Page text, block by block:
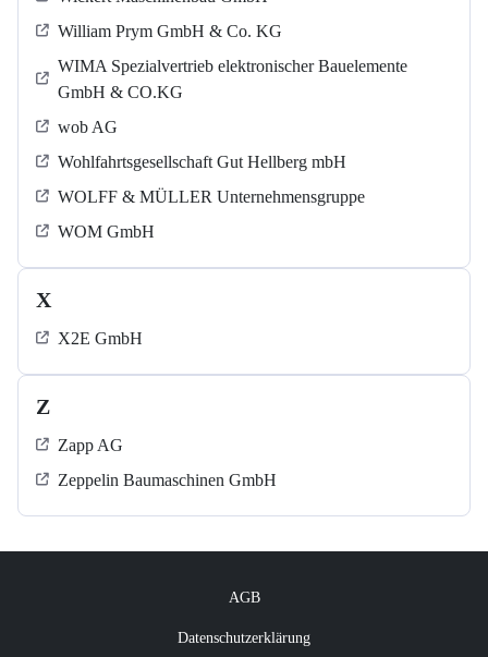
William Prym GmbH & Co. KG
WIMA Spezialvertrieb elektronischer Bauelemente
GmbH & CO.KG
wob AG
Wohlfahrtsgesellschaft Gut Hellberg mbH
WOLFF & MÜLLER Unternehmensgruppe
WOM GmbH
X
X2E GmbH
Z
Zapp AG
Zeppelin Baumaschinen GmbH
AGB
Datenschutzerklärung